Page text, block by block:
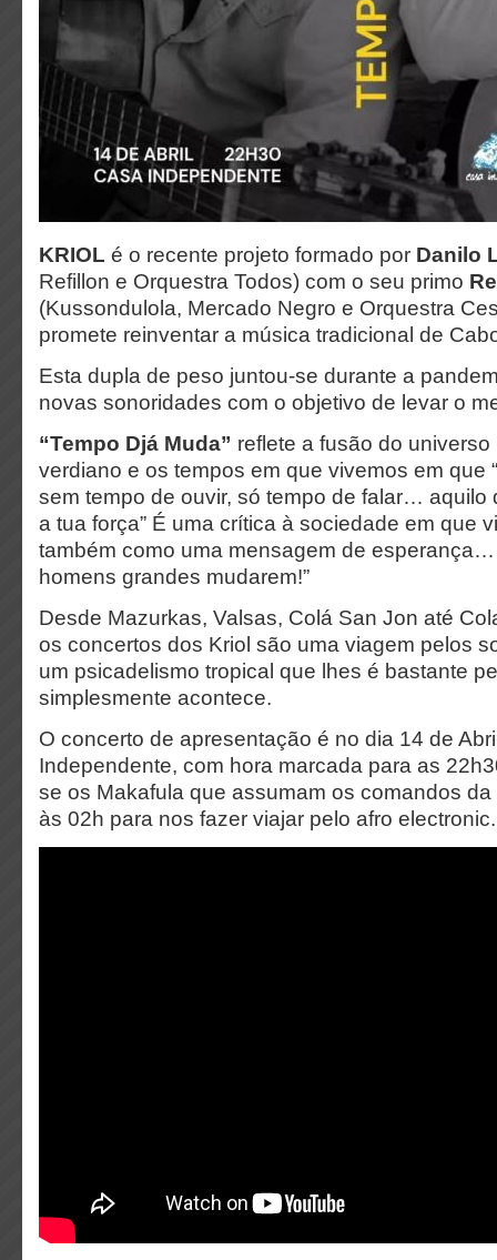
KRIOL é o recente projeto formado por Danilo
Refillon e Orquestra Todos) com o seu primo
(Kussondulola, Mercado Negro e Orquestra
promete reinventar a música tradicional de
Esta dupla de peso juntou-se durante a
novas sonoridades com o objetivo de levar o
“Tempo Djá Muda” reflete a fusão do
verdiano e os tempos em que vivemos em que
sem tempo de ouvir, só tempo de falar… aquilo
a tua força” É uma crítica à sociedade em que
também como uma mensagem de esperança…
homens grandes mudarem!”
Desde Mazurkas, Valsas, Colá San Jon até
os concertos dos Kriol são uma viagem pelos
um psicadelismo tropical que lhes é bastante
simplesmente acontece.
O concerto de apresentação é no dia 14 de
Independente, com hora marcada para as
se os Makafula que assumam os comandos
às 02h para nos fazer viajar pelo afro